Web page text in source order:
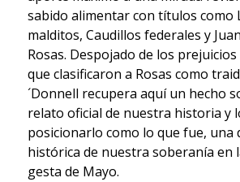
sabido alimentar con títulos como
malditos, Caudillos federales y
Rosas. Despojado de los
que clasificaron a Rosas como
´Donnell recupera aquí un hecho
relato oficial de nuestra historia y
posicionarlo como lo que fue, una
histórica de nuestra soberanía en
gesta de Mayo.